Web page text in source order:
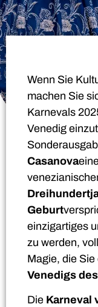
Wenn Sie
machen Sie
Karnevals
Venedig
Casanova
Geburt
einzigartiges
zu werden,
Magie, die Sie
Venedigs
Die Karneval